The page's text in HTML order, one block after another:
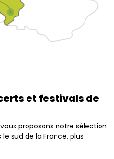
et festivals de
proposons notre sélection
sud de la France, plus